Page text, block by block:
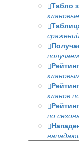
Табло
сражений
кланов
по